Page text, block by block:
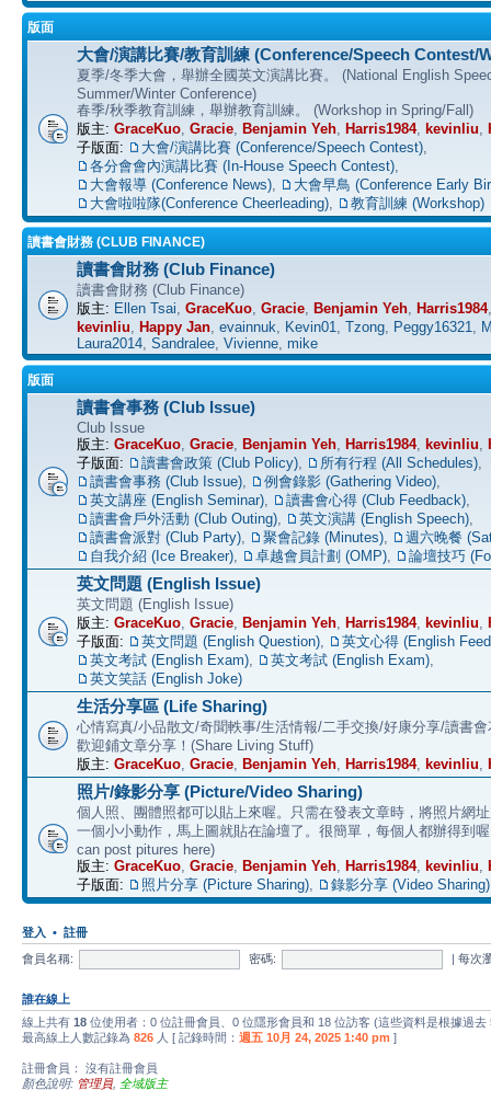
版面
大會/演講比賽/教育訓練 (Conference/Speech Contest/
夏季/冬季大會，舉辦全國英文演講比賽。 (National English
Summer/Winter Conference)
春季/秋季教育訓練，舉辦教育訓練。 (Workshop in Spring/Fall)
版主: GraceKuo Gracie Benjamin Yeh Harris1984, kevinliu
子版面:
大會/演講比賽 (Conference/Speech Contest)
各分會會內演講比賽 (In-House Speech Contest)
大會報導 (Conference News)
大會早鳥 (Conference Early
大會啦啦隊(Conference Cheerleading)
教育訓練 (Workshop)
讀書會財務 (CLUB FINANCE)
讀書會財務 (Club Finance)
讀書會財務 (Club Finance)
版主: Ellen Tsai GraceKuo Gracie Benjamin Yeh Harris1984
kevinliu Happy Jan evainnuk Kevin01 Tzong Peggy16321
Laura2014 Sandralee Vivienne mike
版面
讀書會事務 (Club Issue)
Club Issue
版主: GraceKuo Gracie Benjamin Yeh Harris1984, kevinliu
子版面:
讀書會政策 (Club Policy) 所有行程 (All Schedules)
讀書會事務 (Club Issue)
例會錄影 (Gathering Video)
英文講座 (English Seminar)
讀書會心得 (Club Feedback)
讀書會戶外活動 (Club Outing)
英文演講 (English Speech)
讀書會派對 (Club Party)
聚會記錄 (Minutes)
週六晚餐
自我介紹 (Ice Breaker)
卓越會員計劃 (OMP) 論壇技巧
英文問題 (English Issue)
英文問題 (English Issue)
版主: GraceKuo Gracie Benjamin Yeh Harris1984, kevinliu
子版面:
英文問題 (English Question)
英文心得 (English
英文考試 (English Exam)
英文考試 (English Exam)
英文笑話 (English Joke)
生活分享區 (Life Sharing)
心情寫真/小品散文/奇聞軼事/生活情報/二手交換/好康分享/讀書
歡迎鋪文章分享！(Share Living Stuff)
版主: GraceKuo Gracie Benjamin Yeh Harris1984, kevinliu
照片/錄影分享 (Picture/Video Sharing)
個人照、團體照都可以貼上來喔。只需在發表文章時，將照片網
一個小小動作，馬上圖就貼在論壇了。很簡單，每個人都辦得到
can post pitures here)
版主: GraceKuo Gracie Benjamin Yeh Harris1984, kevinliu
子版面:
照片分享 (Picture Sharing) 錄影分享 (Video Sharing)
登入 • 註冊
會員名稱: 密碼: | 每次
誰在線上
線上共有 18 位使用者：0 位註冊會員、0 位隱形會員和 18 位訪客 (這些資料是根據過
最高線上人數記錄為 826 人 [ 記錄時間： 週五 10月 24, 2025 1:40 pm ]
註冊會員： 沒有註冊會員
顏色說明: 管理員, 全域版主